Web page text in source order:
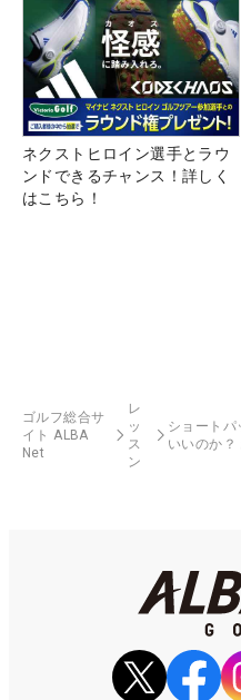
ネクストヒロイン選手とラウ
ンドできるチャンス！詳しく
はこちら！
ゴルフ総合サ
イト ALBA
Net
レ
ッ
ス
ン
ショート
いいのか？